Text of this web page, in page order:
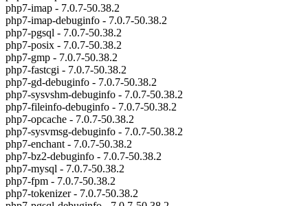
php7-imap - 7.0.7-50.38.2
php7-imap-debuginfo - 7.0.7-50.38.2
php7-pgsql - 7.0.7-50.38.2
php7-posix - 7.0.7-50.38.2
php7-gmp - 7.0.7-50.38.2
php7-fastcgi - 7.0.7-50.38.2
php7-gd-debuginfo - 7.0.7-50.38.2
php7-sysvshm-debuginfo - 7.0.7-50.38.2
php7-fileinfo-debuginfo - 7.0.7-50.38.2
php7-opcache - 7.0.7-50.38.2
php7-sysvmsg-debuginfo - 7.0.7-50.38.2
php7-enchant - 7.0.7-50.38.2
php7-bz2-debuginfo - 7.0.7-50.38.2
php7-mysql - 7.0.7-50.38.2
php7-fpm - 7.0.7-50.38.2
php7-tokenizer - 7.0.7-50.38.2